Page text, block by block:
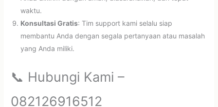
waktu.
Konsultasi Gratis: Tim support kami selalu siap
membantu Anda dengan segala pertanyaan atau masalah
yang Anda miliki.
📞 Hubungi Kami –
082126916512